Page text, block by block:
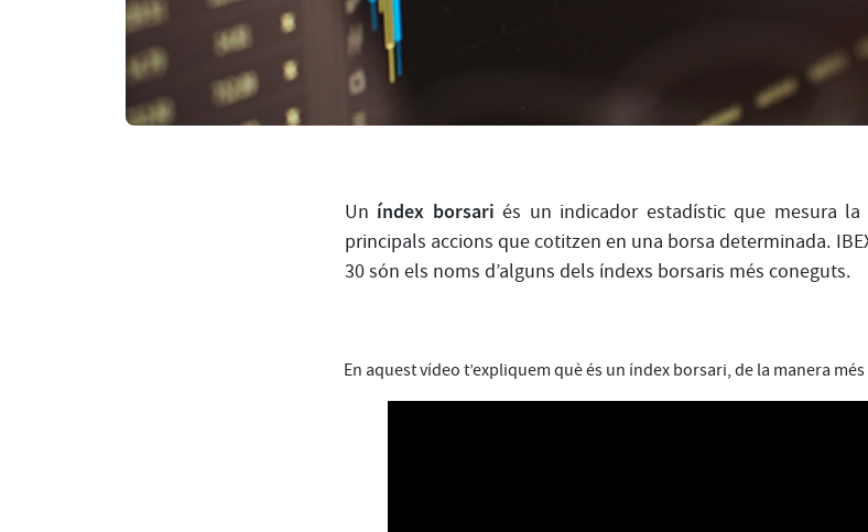
Un índex borsari és un indicador estadístic que mesura
principals accions que cotitzen en una borsa determinada.
30 són els noms d’alguns dels índexs borsaris més coneguts.
En aquest vídeo t’expliquem què és un índex borsari, de la manera